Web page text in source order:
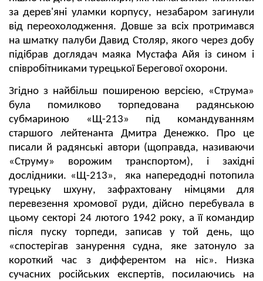
за дерев'яні уламки корпусу, незабаром загинули
від переохолодження. Довше за всіх протримався
на шматку палуби Давид Столяр, якого через добу
підібрав доглядач маяка Мустафа Айя із сином і
співробітниками турецької Берегової охорони.
Згідно з найбільш поширеною версією, «Струма»
була помилково торпедована радянською
субмариною «Щ-213» під командуванням
старшого лейтенанта Дмитра Денежко. Про це
писали й радянські автори (щоправда, називаючи
«Струму» ворожим транспортом), і західні
дослідники. «Щ-213», яка напередодні потопила
турецьку шхуну, зафрахтовану німцями для
перевезення хромової руди, дійсно перебувала в
цьому секторі 24 лютого 1942 року, а її командир
після пуску торпеди, записав у той день, що
«спостерігав занурення судна, яке затонуло за
короткий час з дифферентом на ніс». Низка
сучасних російських експертів, посилаючись на